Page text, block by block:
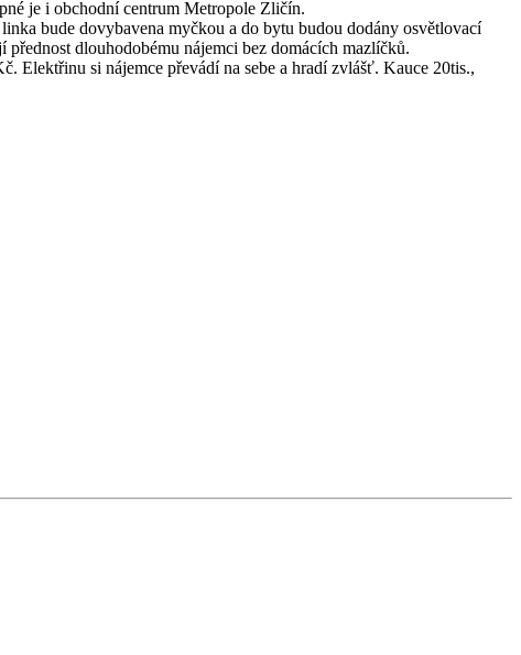
je i obchodní centrum Metropole Zličín.
bude dovybavena myčkou a do bytu budou dodány osvětlovací
dlouhodobému nájemci bez domácích mazlíčků.
Elektřinu si nájemce převádí na sebe a hradí zvlášť. Kauce 20tis.,